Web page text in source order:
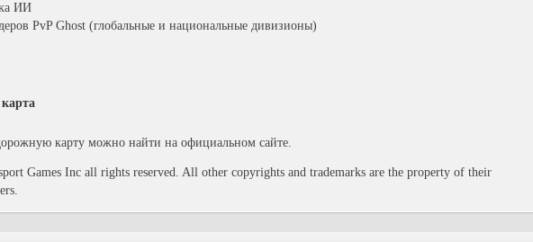
ИИ
PvP Ghost (глобальные и национальные дивизионы)
карту можно найти на официальном сайте.
Games Inc all rights reserved. All other copyrights and trademarks are the property of their